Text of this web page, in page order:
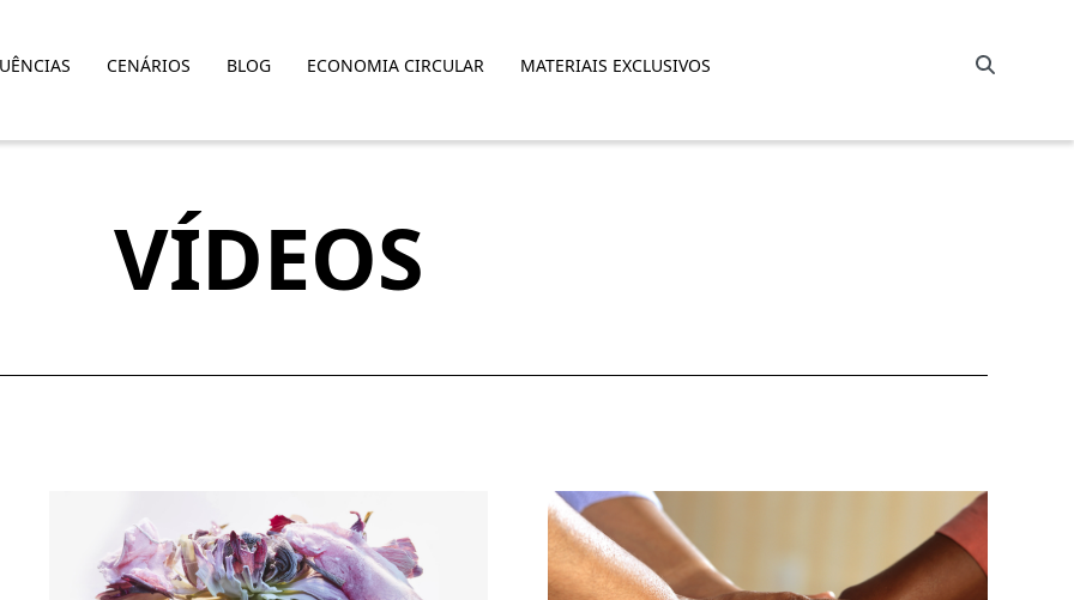
CENÁRIOS BLOG ECONOMIA CIRCULAR MATERIAIS EXCLUSIVOS Barra de busca
VÍDEOS